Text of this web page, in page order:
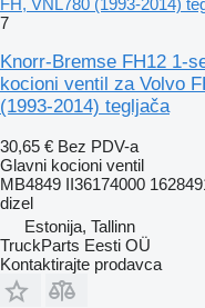
7
Knorr-Bremse FH12 1-
kocioni ventil za Volvo
(1993-2014) tegljača
30,65 € Bez PDV-a
Glavni kocioni ventil
MB4849 II36174000
dizel
Estonija, Tallinn
TruckParts Eesti OÜ
Kontaktirajte prodavca